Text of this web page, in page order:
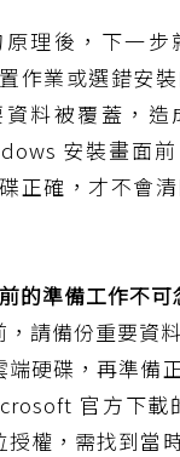
理後，下一步
作業或選錯安
料被覆蓋，造
安裝畫面
正確，才不會
的準備工作不可
，請備份重要資
端硬碟，再準備
官方下載
授權，需找到當